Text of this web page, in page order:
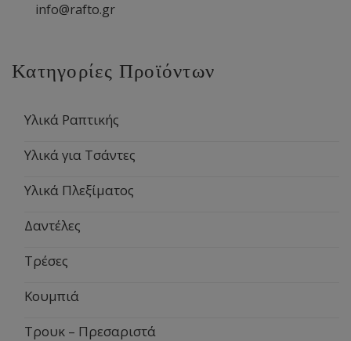
info@rafto.gr
Κατηγορίες Προϊόντων
Υλικά Ραπτικής
Υλικά για Τσάντες
Υλικά Πλεξίματος
Δαντέλες
Τρέσες
Κουμπιά
Τρουκ – Πρεσαριστά